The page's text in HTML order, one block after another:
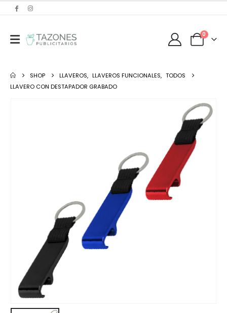
0
SHOP LLAVEROS, LLAVEROS FUNCIONALES, TODOS
LLAVERO CON DESTAPADOR GRABADO